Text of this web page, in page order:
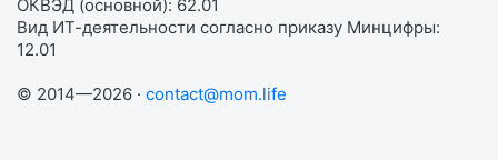
ОКВЭД (основной): 62.01
Вид ИТ-деятельности согласно приказу Минцифры:
12.01
© 2014—2026 · contact@mom.life